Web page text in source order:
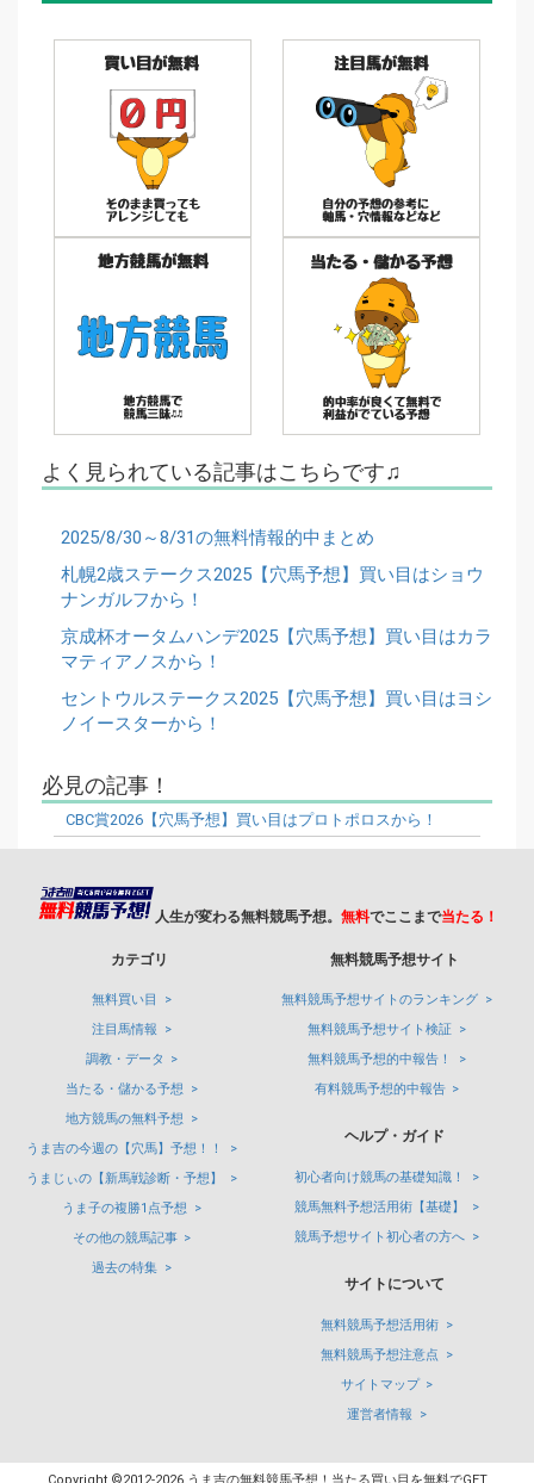
よく見られている記事はこちらです♫
2025/8/30～8/31の無料情報的中まとめ
札幌2歳ステークス2025【穴馬予想】買い目はショウ
ナンガルフから！
京成杯オータムハンデ2025【穴馬予想】買い目はカラ
マティアノスから！
セントウルステークス2025【穴馬予想】買い目はヨシ
ノイースターから！
必見の記事！
CBC賞2026【穴馬予想】買い目はプロトポロスから！
人生が変わる無料競馬予想。 無料でここまで当たる！
カテゴリ
無料買い目
注目馬情報
調教・データ
当たる・儲かる予想
地方競馬の無料予想
うま吉の今週の【穴馬】予想！！
うまじぃの【新馬戦診断・予想】
うま子の複勝1点予想
その他の競馬記事
過去の特集
無料競馬予想サイト
無料競馬予想サイトのランキング
無料競馬予想サイト検証
無料競馬予想的中報告！
有料競馬予想的中報告
ヘルプ・ガイド
初心者向け競馬の基礎知識！
競馬無料予想活用術【基礎】
競馬予想サイト初心者の方へ
サイトについて
無料競馬予想活用術
無料競馬予想注意点
サイトマップ
運営者情報